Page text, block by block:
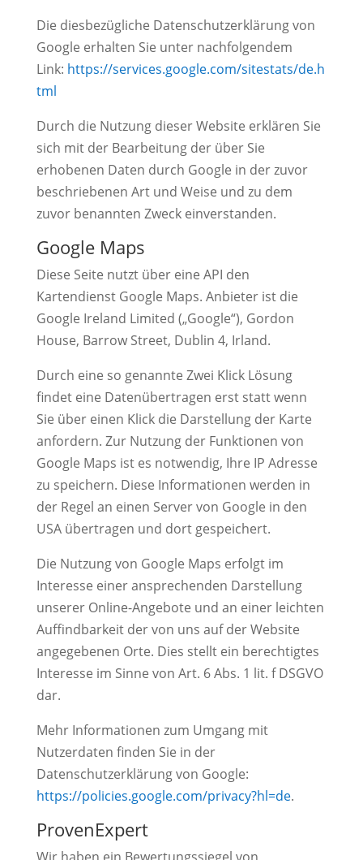
Die diesbezügliche Datenschutzerklärung von
Google erhalten Sie unter nachfolgendem
Link: https://services.google.com/sitestats/de.h
tml
Durch die Nutzung dieser Website erklären Sie
sich mit der Bearbeitung der über Sie
erhobenen Daten durch Google in der zuvor
beschriebenen Art und Weise und zu dem
zuvor benannten Zweck einverstanden.
Google Maps
Diese Seite nutzt über eine API den
Kartendienst Google Maps. Anbieter ist die
Google Ireland Limited („Google“), Gordon
House, Barrow Street, Dublin 4, Irland.
Durch eine so genannte Zwei Klick Lösung
findet eine Datenübertragen erst statt wenn
Sie über einen Klick die Darstellung der Karte
anfordern. Zur Nutzung der Funktionen von
Google Maps ist es notwendig, Ihre IP Adresse
zu speichern. Diese Informationen werden in
der Regel an einen Server von Google in den
USA übertragen und dort gespeichert.
Die Nutzung von Google Maps erfolgt im
Interesse einer ansprechenden Darstellung
unserer Online-Angebote und an einer leichten
Auffindbarkeit der von uns auf der Website
angegebenen Orte. Dies stellt ein berechtigtes
Interesse im Sinne von Art. 6 Abs. 1 lit. f DSGVO
dar.
Mehr Informationen zum Umgang mit
Nutzerdaten finden Sie in der
Datenschutzerklärung von Google:
https://policies.google.com/privacy?hl=de.
ProvenExpert